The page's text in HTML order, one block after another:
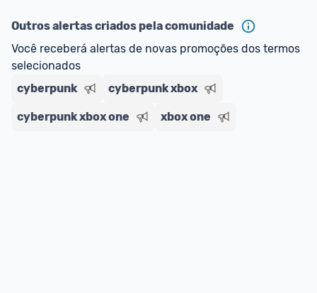
*Atualizado em Agosto/2024
Outros alertas criados pela comunidade
Você receberá alertas de novas promoções dos termos
selecionados
cyberpunk
cyberpunk xbox
cyberpunk xbox one xbox one